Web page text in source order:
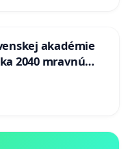
akadémie
2040 mravnú